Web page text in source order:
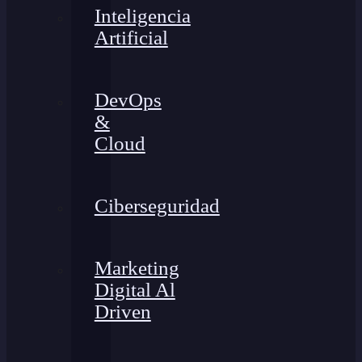
Inteligencia
Artificial
DevOps
&
Cloud
Ciberseguridad
Marketing
Digital Al
Driven